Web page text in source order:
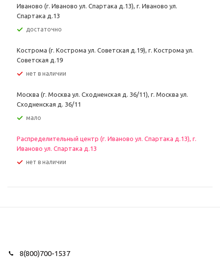
Иваново (г. Иваново ул. Спартака д.13), г. Иваново ул.
Спартака д.13
Достаточно
Кострома (г. Кострома ул. Советская д.19), г. Кострома ул.
Советская д.19
Нет в наличии
Москва (г. Москва ул. Сходненская д. 36/11), г. Москва ул.
Сходненская д. 36/11
Мало
Распределительный центр (г. Иваново ул. Спартака д.13), г.
Иваново ул. Спартака д.13
Нет в наличии
8(800)700-1537